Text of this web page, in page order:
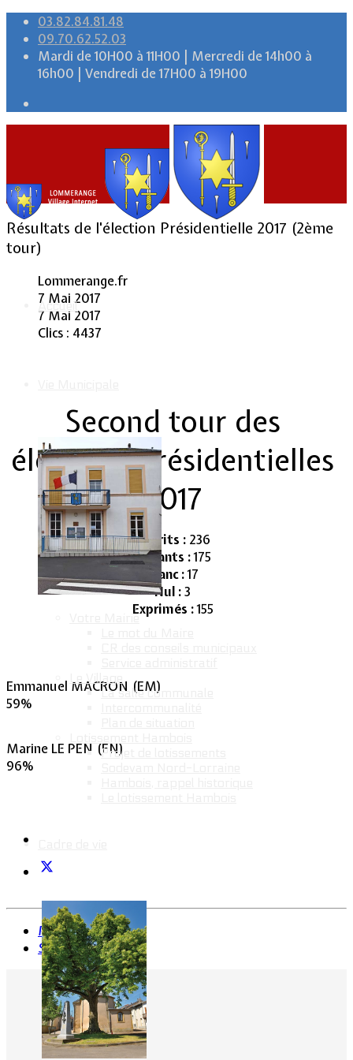
03.82.84.81.48
09.70.62.52.03
Mardi de 10H00 à 11H00 | Mercredi de 14h00 à
16h00 | Vendredi de 17H00 à 19H00
Accueil
Votre Mairie
Le Village
La salle communale
Projet de lotissements
Résultats de l'élection Présidentielle 2017 (2ème
tour)
Lommerange.fr
7 Mai 2017
7 Mai 2017
Clics : 4437
Second tour des
élections présidentielles
2017
Inscrits :236
Votants :175
Blanc :17
Nul :3
Exprimés :155
Emmanuel MACRON (EM)
59%
Marine LE PEN (FN)
96%
Précédent
Suivant